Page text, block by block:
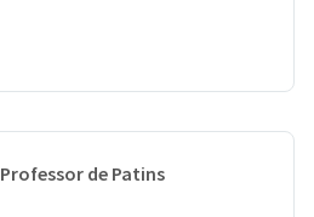
Professor de Patins